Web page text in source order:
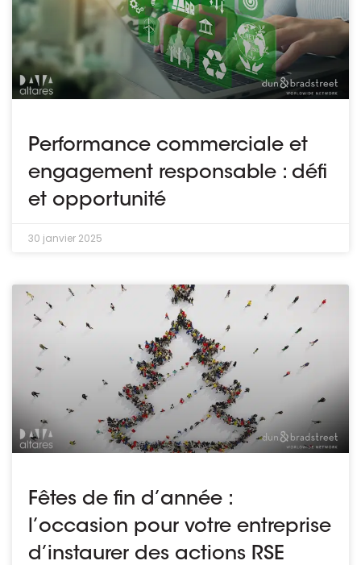
Performance commerciale et
engagement responsable : défi
et opportunité
30 janvier 2025
Fêtes de fin d’année :
l’occasion pour votre entreprise
d’instaurer des actions RSE